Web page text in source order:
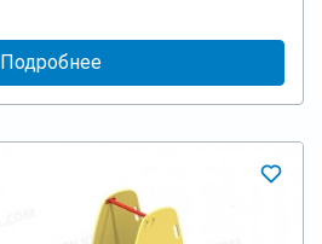
Подробнее